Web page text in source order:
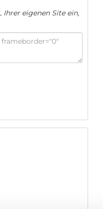
Ihrer eigenen Site ein,